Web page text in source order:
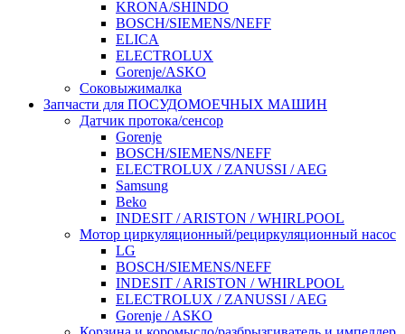
KRONA/SHINDO
BOSCH/SIEMENS/NEFF
ELICA
ELECTROLUX
Gorenje/ASKO
Соковыжималка
Запчасти для ПОСУДОМОЕЧНЫХ МАШИН
Датчик протока/сенсор
Gorenje
BOSCH/SIEMENS/NEFF
ELECTROLUX / ZANUSSI / AEG
Samsung
Beko
INDESIT / ARISTON / WHIRLPOOL
Мотор циркуляционный/рециркуляционный насос
LG
BOSCH/SIEMENS/NEFF
INDESIT / ARISTON / WHIRLPOOL
ELECTROLUX / ZANUSSI / AEG
Gorenje / ASKO